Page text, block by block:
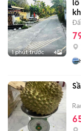
1 phút trước 4
lô